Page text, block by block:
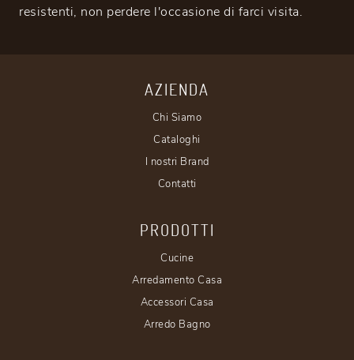
resistenti, non perdere l'occasione di farci visita.
AZIENDA
Chi Siamo
Cataloghi
I nostri Brand
Contatti
PRODOTTI
Cucine
Arredamento Casa
Accessori Casa
Arredo Bagno